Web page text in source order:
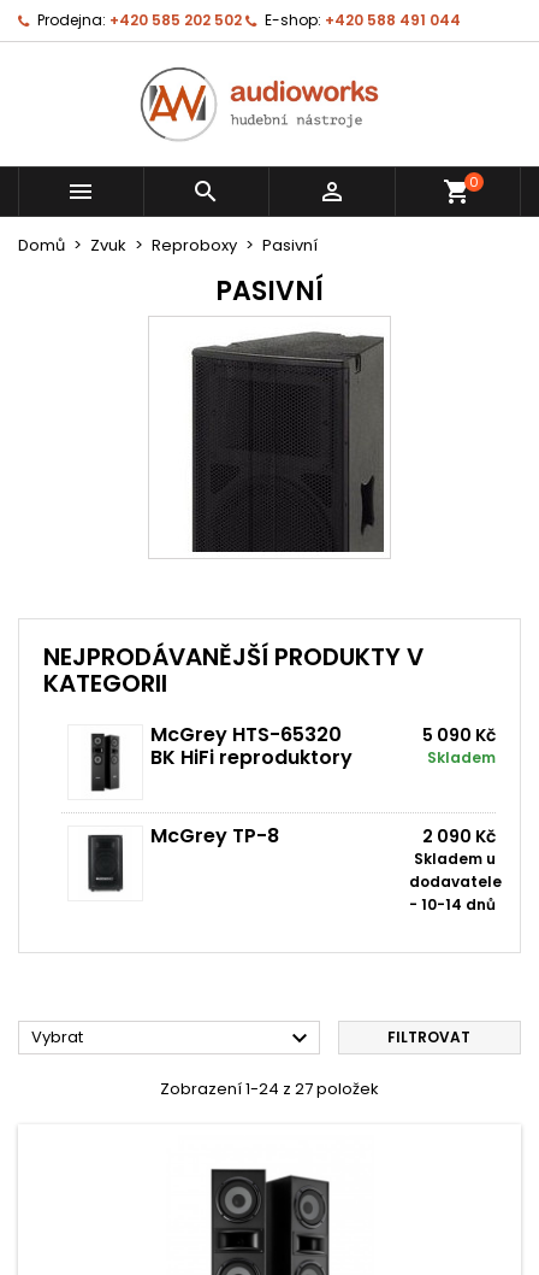
Prodejna: +420 585 202 502 E-shop: +420 588 491 044
   shopping_cart0
Domů Zvuk Reproboxy Pasivní
PASIVNÍ
NEJPRODÁVANĚJŠÍ PRODUKTY V
KATEGORII
McGrey HTS-65320
BK HiFi reproduktory
5 090 Kč
Skladem
McGrey TP-8 2 090 Kč
Skladem u
dodavatele
- 10-14 dnů
Vybrat  FILTROVAT
Zobrazení 1-24 z 27 položek